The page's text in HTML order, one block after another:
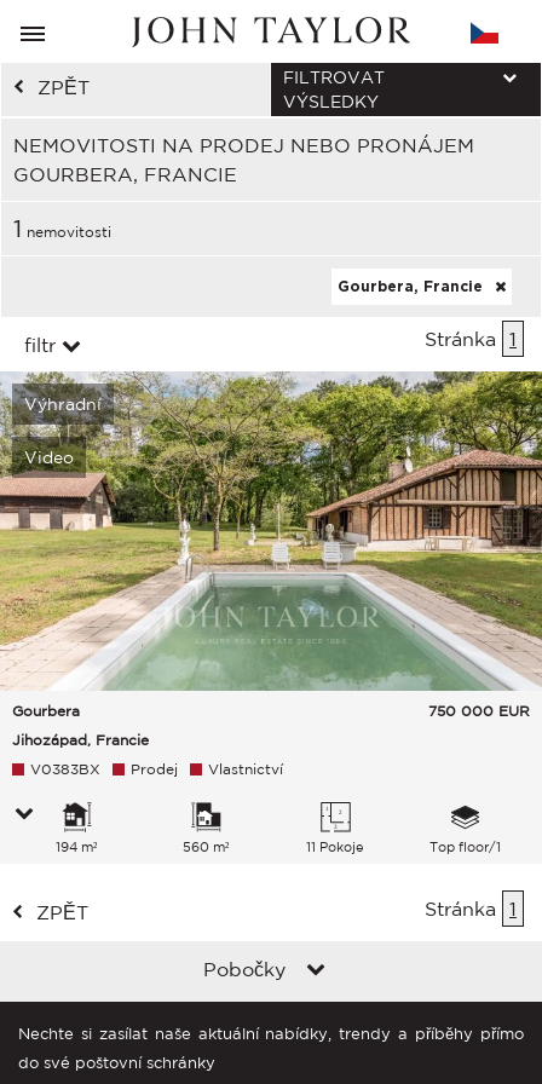
ZPĚT
NEMOVITOSTI NA PRODEJ NEBO PRONÁJEM
GOURBERA, FRANCIE
FILTROVAT
VÝSLEDKY
1 nemovitosti
Gourbera, Francie
filtr Stránka 1
Výhradní
Video
Gourbera
Jihozápad, Francie
750 000 EUR
V0383BX Prodej Vlastnictví
194 m² 560 m² 11 Pokoje Top floor/1
ZPĚT Stránka 1
Pobočky
Nechte si zasílat naše aktuální nabídky, trendy a příběhy přímo
do své poštovní schránky